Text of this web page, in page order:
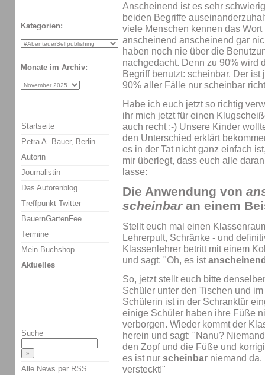
Anscheinend ist es sehr
beiden Begriffe
viele Menschen kennen das Wort
anscheinend anscheinend gar
haben noch nie über die
nachgedacht. Denn zu 90% wird
Begriff benutzt: scheinbar. Der ist
90% aller Fälle nur scheinbar
Habe ich euch jetzt so richtig
ihr mich jetzt für einen
auch recht :-) Unsere Kinder
den Unterschied erklärt
es in der Tat nicht ganz einfach
mir überlegt, dass euch alle
lasse:
Die Anwendung von
scheinbaran einem
Stellt euch mal einen
Lehrerpult, Schränke - und
Klassenlehrer betritt mit einem
und sagt: "Oh, es ist
So, jetzt stellt euch bitte
Schüler unter den Tischen und
Schülerin ist in der Schranktür
einige Schüler haben ihre Füße
verborgen. Wieder kommt der
herein und sagt: "Nanu?
den Zopf und die Füße und
es ist nur scheinbar niemand
versteckt!"
Kategorien:
Monate im Archiv:
Startseite
Petra A. Bauer, Berlin
Autorin
Journalistin
Das Autorenblog
Treffpunkt Twitter
BauernGartenFee
Termine
Mein Buchshop
Aktuelles
Suche
Alle News per RSS